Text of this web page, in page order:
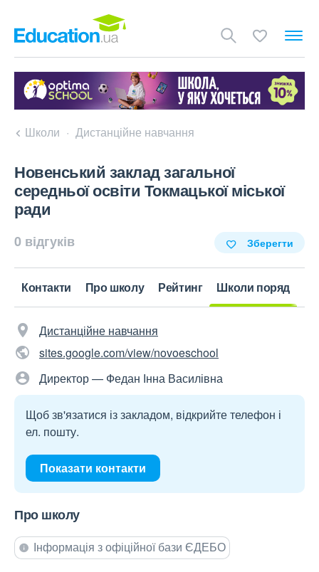
Школи Дистанційне навчання
Новенський заклад загальної
середньої освіти Токмацької міської
ради
0 відгуків Зберегти
Контакти Про школу Рейтинг Школи поряд
Дистанційне навчання
sites.google.com/view/novoeschool
Директор — Федан Інна Василівна
Щоб зв'язатися із закладом, відкрийте телефон і
ел. пошту.
Показати контакти
Про школу
Інформація з офіційної бази ЄДЕБО